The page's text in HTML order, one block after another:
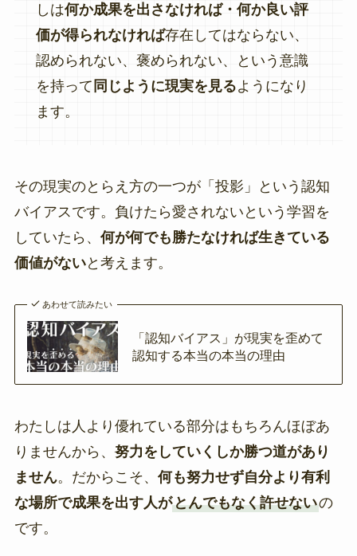
しは何か成果を出さなければ・何か良い評
価が得られなければ存在してはならない、
認められない、褒められない、という意識
を持って 同じように現実を見るようになり
ます。
その現実のとらえ方の一つが「投影」という認知
バイアスです。負けたら愛されないという学習を
していたら、 何が何でも勝たなければ生きている
価値がないと考えます。
あわせて読みたい
「認知バイアス」が現実を歪めて
認知する本当の本当の理由
わたしは人より優れている部分はもちろんほぼあ
りませんから、努力をしていくしか勝つ道があり
ません。だからこそ、 何も努力せず自分より有利
な場所で成果を出す人がとんでもなく許せないの
です。